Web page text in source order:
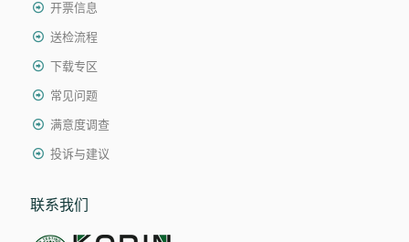
开票信息
送检流程
下载专区
常见问题
满意度调查
投诉与建议
联系我们